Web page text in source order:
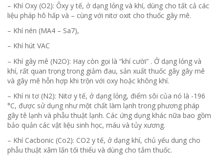
– Khí Oxy (O2): Ôxy y tế, ở dạng lỏng và khí, dùng cho tất cả các
liệu pháp hô hấp và – cùng với nitơ oxit cho thuốc gây mê.
– Khí nén (MA4 – Sa7),
– Khí hút VAC
– Khí gây mê (N2O): Hay còn gọi là “khí cười” . Ở dạng lỏng và
khí, rất quan trọng trong giảm đau, sản xuất thuốc gây gây mê
và gây mê hỗn hợp khi trộn với oxy hoặc không khí.
– Khí ni tơ (N2): Nitơ y tế, ở dạng lỏng, điểm sôi của nó là -196
°C, được sử dụng như một chất làm lạnh trong phương pháp
gây tê lạnh và phẫu thuật lạnh. Các ứng dụng khác nữa bao gồm
bảo quản các vật liệu sinh học, máu và tủy xương.
– Khí Cacbonic (Co2): CO2 y tế, ở dạng khí, chủ yếu dung cho
phẫu thuật xâm lấn tối thiểu và dùng cho tắm thuốc.